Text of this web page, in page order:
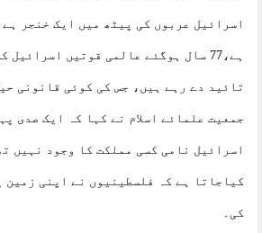
اسرائیل عربوں کی پیٹھ میں ایک خنجر
ہے،77 سال ہوگئے عالمی قوتیں
تائید دے رہے ہیں، جس کی کوئی قانونی
جمعیت علمائے اسلام نے کہا کہ ایک صدی
اسرائیل نامی کسی مملکت کا وجود نہیں
کیاجاتا ہے کہ فلسطینیوں نے اپنی زمین
کی۔